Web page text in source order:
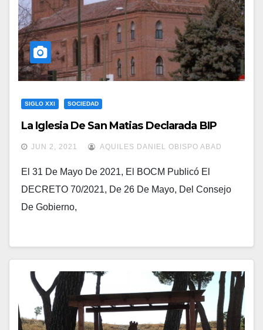
SIGLO XXI SOCIEDAD
La Iglesia De San Matias Declarada BIP
JUN 2, 2021 AQUILES DANIEL OBISPO ABAD
El 31 De Mayo De 2021, El BOCM Publicó El
DECRETO 70/2021, De 26 De Mayo, Del Consejo
De Gobierno,